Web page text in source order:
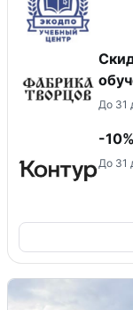
До 31
-
До 31